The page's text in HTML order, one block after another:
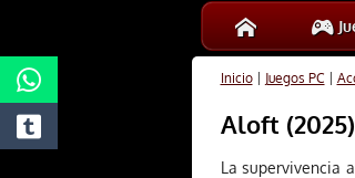
Inicio| Juegos PC |
Aloft
La supervivencia